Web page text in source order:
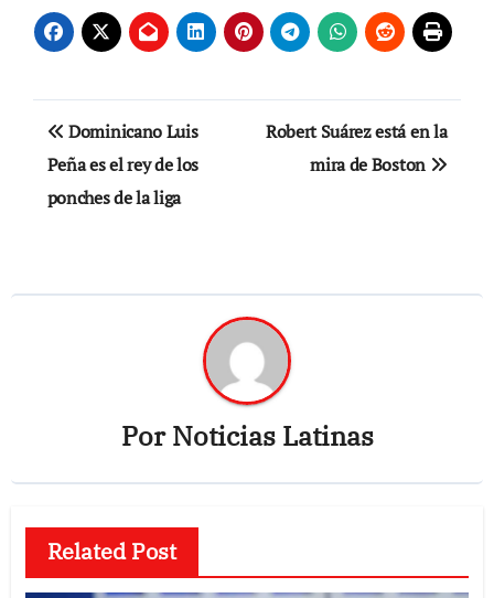
Navegación
de
entradas
Dominicano Luis
Peña es el rey de los
ponches de la liga
Robert Suárez está en la
mira de Boston
PorNoticias Latinas
Related Post